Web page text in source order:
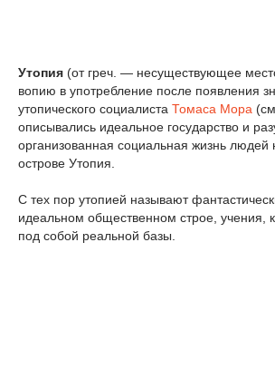
Утопия (от греч. — несуществующее
вопию в употребление после появления
утопического социалиста Томаса Мора
описывались идеальное государство и
организованная социальная жизнь
острове Утопия.
С тех пор утопией называют
идеальном общественном строе, учения,
под собой реальной базы.